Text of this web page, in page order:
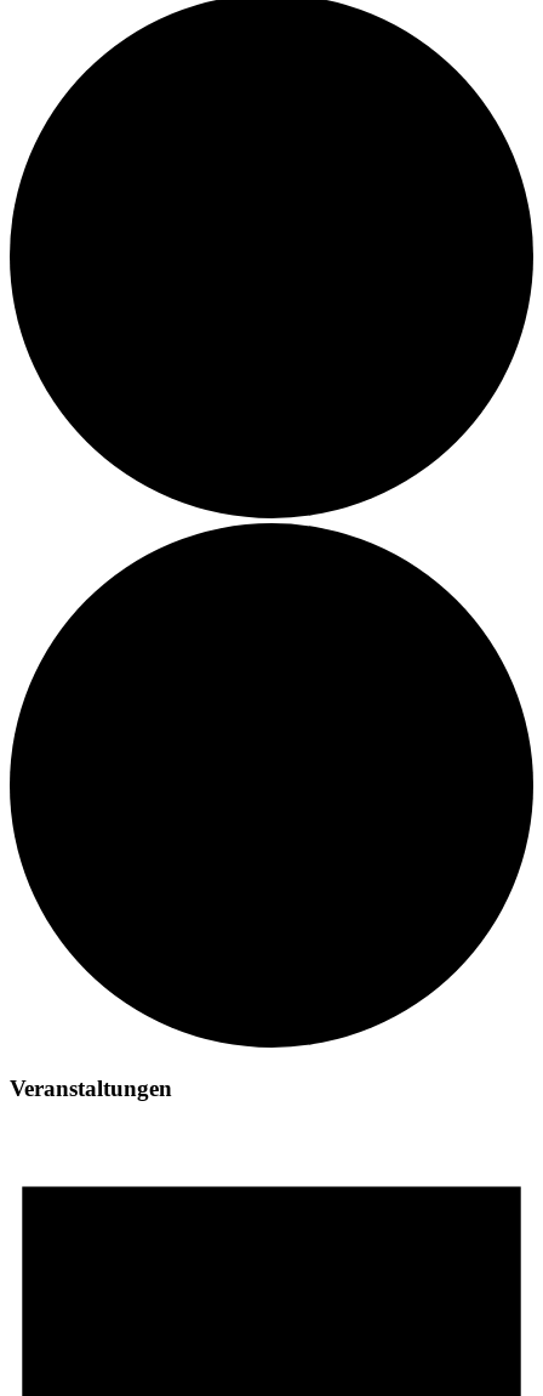
Veranstaltungen